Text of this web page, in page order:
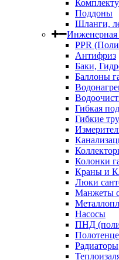
Поддоны
Шланги,
Инженерная
PPR
Антифриз
Баки,
Баллоны
Гибкая
Гибкие
Колонки
Краны и
Люки
Манжеты
Насосы
ПНД
Радиаторы